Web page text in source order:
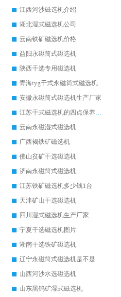
江西河沙磁选机介绍
湖北湿式磁选机公司
云南铁矿磁选机价格
益阳永磁筒式磁选机
陕西干选专用磁选机
青海tyg干式永磁筒式磁选机
安徽永磁筒式磁选机生产厂家
江苏干式磁选机的四点保养秘籍
云南永磁湿式磁选机
广西褐铁矿磁选机
佛山贫矿干选磁选机
济南永磁筒式磁选机
江苏铁矿磁选机多少钱1台
天津矿山干选磁选机
四川湿式磁选机生产厂家
宁夏干选磁选机图片
湖南干选铁矿磁选机
辽宁永磁筒式磁选机是不是强磁
山西河沙水选磁选机
山东黑钨矿湿式磁选机